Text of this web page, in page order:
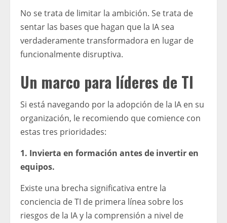
No se trata de limitar la ambición. Se trata de
sentar las bases que hagan que la IA sea
verdaderamente transformadora en lugar de
funcionalmente disruptiva.
Un marco para líderes de TI
Si está navegando por la adopción de la IA en su
organización, le recomiendo que comience con
estas tres prioridades:
1. Invierta en formación antes de invertir en
equipos.
Existe una brecha significativa entre la
conciencia de TI de primera línea sobre los
riesgos de la IA y la comprensión a nivel de